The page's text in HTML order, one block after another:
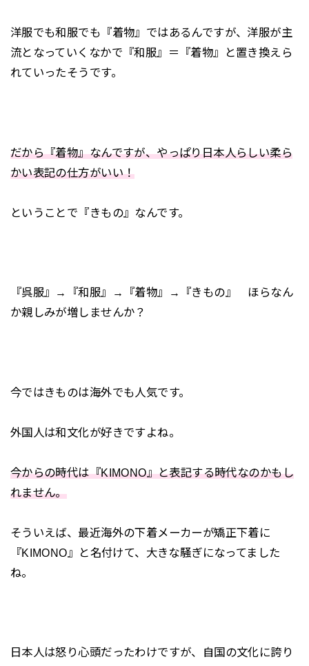
洋服でも和服でも『着物』ではあるんですが、洋服が主
流となっていくなかで『和服』＝『着物』と置き換えら
れていったそうです。
だから『着物』なんですが、やっぱり日本人らしい柔ら
かい表記の仕方がいい！
ということで『きもの』なんです。
『呉服』→『和服』→『着物』→『きもの』 ほらなん
か親しみが増しませんか？
今ではきものは海外でも人気です。
外国人は和文化が好きですよね。
今からの時代は『KIMONO』と表記する時代なのかもし
れません。
そういえば、最近海外の下着メーカーが矯正下着に
『KIMONO』と名付けて、大きな騒ぎになってました
ね。
日本人は怒り心頭だったわけですが、自国の文化に誇り